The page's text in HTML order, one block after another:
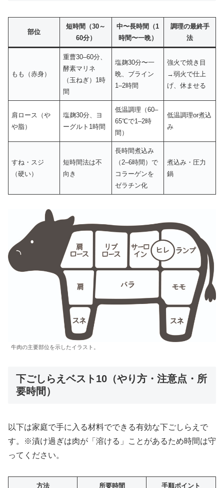
部位
短時間（30～
60分）
中〜長時間（1
時間〜一晩）
調理の最終手
法
もも（赤身）
重曹30–60分、
酵素マリネ
（玉ねぎ）1時
間
塩麹30分〜一
晩、ブライン
1–2時間
強火で焼き目
→弱火で仕上
げ、休ませる
肩ロース（や
や脂）
塩麹30分、ヨ
ーグルト1時間
低温調理（60–
65℃で1–2時
間）
低温調理or煮込
み
すね・スジ
（硬い）
短時間法は不
向き
長時間煮込み
（2–6時間）で
コラーゲンを
ゼラチン化
煮込み・圧力
鍋
牛肉の主要部位を示したイラスト。
下ごしらえベスト10（やり方・注意点・所
要時間）
以下は家庭で手に入る材料でできる有効な下ごしらえで
す。※漬け過ぎは肉が「溶ける」ことがあるため時間は守
ってください。
方法 所要時間 手順ポイント